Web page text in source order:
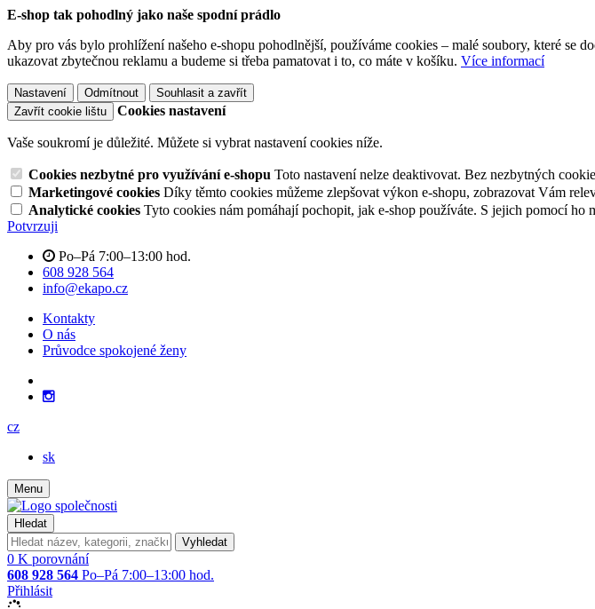
E-shop tak pohodlný jako naše spodní prádlo
Aby pro vás bylo prohlížení našeho e-shopu pohodlnější, používáme cookies – malé soubory, které se
ukazovat zbytečnou reklamu a budeme si třeba pamatovat i to, co máte v košíku. Více informací
Nastavení Odmítnout
Souhlasit a zavřít
Zavřít cookie lištu
Cookies nastavení
Vaše soukromí je důležité. Můžete si vybrat nastavení cookies níže.
Cookies nezbytné pro využívání e-shopu Toto nastavení nelze deaktivovat. Bez nezbytných
Marketingové cookies Díky těmto cookies můžeme zlepšovat výkon e-shopu, zobrazovat Vám
Analytické cookies Tyto cookies nám pomáhají pochopit, jak e-shop používáte. S jejich pomocí ho
Potvrzuji
Po–Pá 7:00–13:00 hod.
608 928 564
info@ekapo.cz
Kontakty
O nás
Průvodce spokojené ženy
cz
sk
Menu
Hledat
Vyhledat
0 K porovnání
608 928 564 Po–Pá 7:00–13:00 hod.
Přihlásit